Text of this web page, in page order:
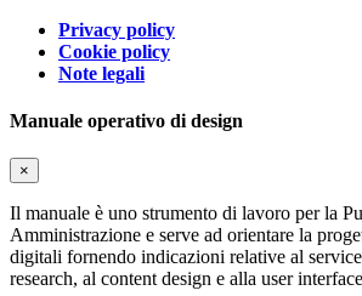
Privacy policy
Cookie policy
Note legali
Manuale operativo di design
×
Il manuale è uno strumento di lavoro per la
Amministrazione e serve ad orientare la
digitali fornendo indicazioni relative al
research, al content design e alla user